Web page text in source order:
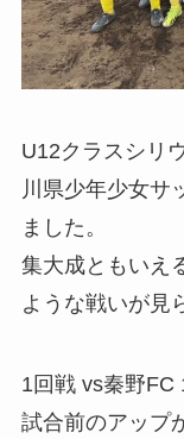
U12クラスシリ
川県少年少女サ
ました。
集大成ともいえ
ような戦いが見
1回戦 vs秦野FC
試合前のアップ